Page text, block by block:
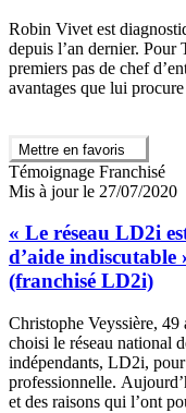
Robin Vivet est
depuis l’an dernier. Pour
premiers pas de chef
avantages que lui procure
Mettre en favoris
Témoignage Franchisé
Mis à jour le 27/07/2020
« Le réseau LD2i
d’aide indiscutable
(franchisé LD2i)
Christophe Veyssière, 49
choisi le réseau national
indépendants, LD2i,
professionnelle.
et des raisons qui l’ont